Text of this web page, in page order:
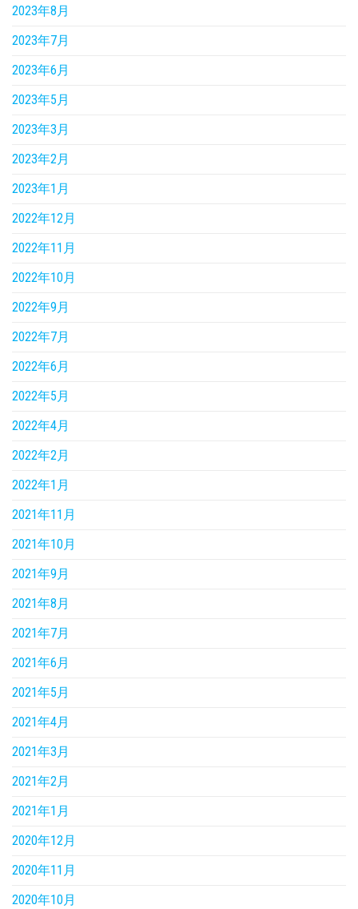
2023年8月
2023年7月
2023年6月
2023年5月
2023年3月
2023年2月
2023年1月
2022年12月
2022年11月
2022年10月
2022年9月
2022年7月
2022年6月
2022年5月
2022年4月
2022年2月
2022年1月
2021年11月
2021年10月
2021年9月
2021年8月
2021年7月
2021年6月
2021年5月
2021年4月
2021年3月
2021年2月
2021年1月
2020年12月
2020年11月
2020年10月